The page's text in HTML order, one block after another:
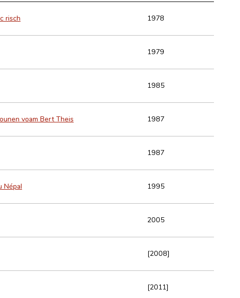
risch 1978
1979
1985
voam Bert Theis 1987
1987
Népal 1995
2005
[2008]
[2011]